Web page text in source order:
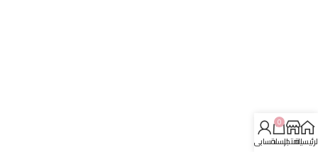
المتجر
0
السلةحسابي